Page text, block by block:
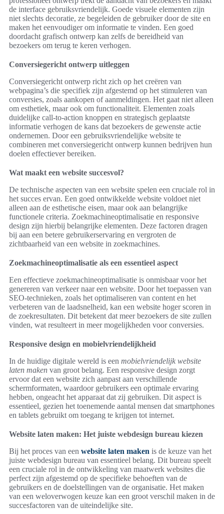
de interface gebruiksvriendelijk. Goede visuele elementen zijn
niet slechts decoratie, ze begeleiden de gebruiker door de site en
maken het eenvoudiger om informatie te vinden. Een goed
doordacht grafisch ontwerp kan zelfs de bereidheid van
bezoekers om terug te keren verhogen.
Conversiegericht ontwerp uitleggen
Conversiegericht ontwerp richt zich op het creëren van
webpagina’s die specifiek zijn afgestemd op het stimuleren van
conversies, zoals aankopen of aanmeldingen. Het gaat niet alleen
om esthetiek, maar ook om functionaliteit. Elementen zoals
duidelijke call-to-action knoppen en strategisch geplaatste
informatie verhogen de kans dat bezoekers de gewenste actie
ondernemen. Door een gebruiksvriendelijke website te
combineren met conversiegericht ontwerp kunnen bedrijven hun
doelen effectiever bereiken.
Wat maakt een website succesvol?
De technische aspecten van een website spelen een cruciale rol in
het succes ervan. Een goed ontwikkelde website voldoet niet
alleen aan de esthetische eisen, maar ook aan belangrijke
functionele criteria. Zoekmachineoptimalisatie en responsive
design zijn hierbij belangrijke elementen. Deze factoren dragen
bij aan een betere gebruikerservaring en vergroten de
zichtbaarheid van een website in zoekmachines.
Zoekmachineoptimalisatie als een essentieel aspect
Een effectieve zoekmachineoptimalisatie is onmisbaar voor het
genereren van verkeer naar een website. Door het toepassen van
SEO-technieken, zoals het optimaliseren van content en het
verbeteren van de laadsnelheid, kan een website hoger scoren in
de zoekresultaten. Dit betekent dat meer bezoekers de site zullen
vinden, wat resulteert in meer mogelijkheden voor conversies.
Responsive design en mobielvriendelijkheid
In de huidige digitale wereld is een mobielvriendelijk website
laten maken van groot belang. Een responsive design zorgt
ervoor dat een website zich aanpast aan verschillende
schermformaten, waardoor gebruikers een optimale ervaring
hebben, ongeacht het apparaat dat zij gebruiken. Dit aspect is
essentieel, gezien het toenemende aantal mensen dat smartphones
en tablets gebruikt om toegang te krijgen tot internet.
Website laten maken: Het juiste webdesign bureau kiezen
Bij het proces van een website laten maken is de keuze van het
juiste webdesign bureau van essentieel belang. Dit bureau speelt
een cruciale rol in de ontwikkeling van maatwerk websites die
perfect zijn afgestemd op de specifieke behoeften van de
gebruikers en de doelstellingen van de organisatie. Het maken
van een weloverwogen keuze kan een groot verschil maken in de
succesfactoren van de uiteindelijke site.